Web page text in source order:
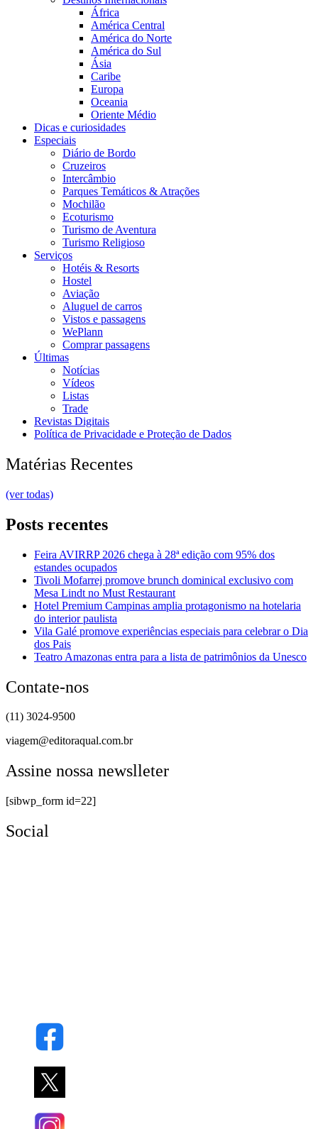
África
América Central
América do Norte
América do Sul
Ásia
Caribe
Europa
Oceania
Oriente Médio
Dicas e curiosidades
Especiais
Diário de Bordo
Cruzeiros
Intercâmbio
Parques Temáticos & Atrações
Mochilão
Ecoturismo
Turismo de Aventura
Turismo Religioso
Serviços
Hotéis & Resorts
Hostel
Aviação
Aluguel de carros
Vistos e passagens
WePlann
Comprar passagens
Últimas
Notícias
Vídeos
Listas
Trade
Revistas Digitais
Política de Privacidade e Proteção de Dados
Matérias Recentes
(ver todas)
Posts recentes
Feira AVIRRP 2026 chega à 28ª edição com 95% dos
estandes ocupados
Tivoli Mofarrej promove brunch dominical exclusivo com
Mesa Lindt no Must Restaurant
Hotel Premium Campinas amplia protagonismo na hotelaria
do interior paulista
Vila Galé promove experiências especiais para celebrar o Dia
dos Pais
Teatro Amazonas entra para a lista de patrimônios da Unesco
Contate-nos
(11) 3024-9500
viagem@editoraqual.com.br
Assine nossa newslleter
[sibwp_form id=22]
Social